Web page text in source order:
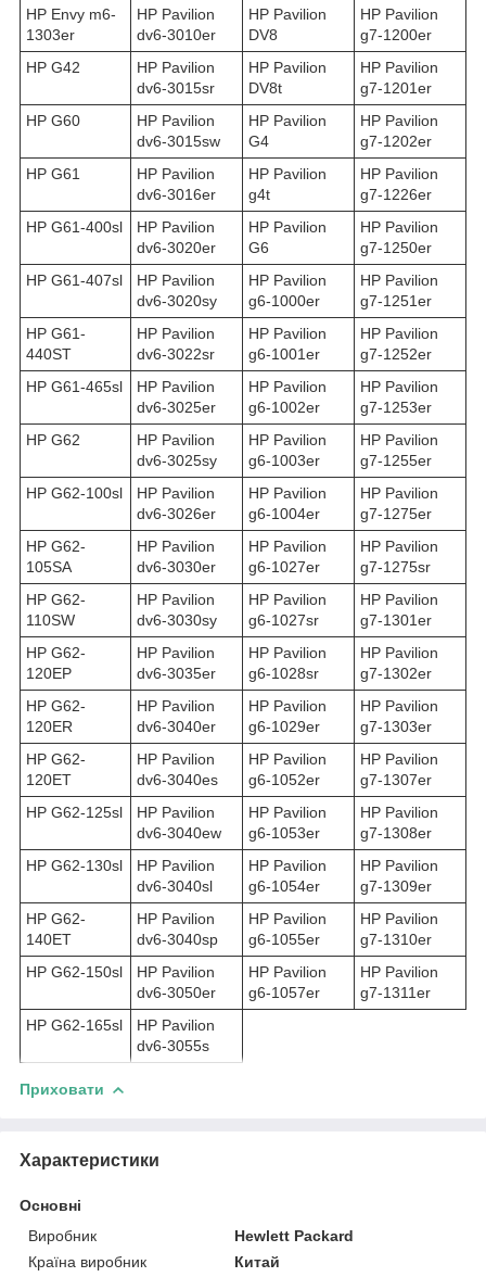
HP Envy m6-
1303er
HP Pavilion
dv6-3010er
HP Pavilion
DV8
HP Pavilion
g7-1200er
HP G42
HP Pavilion
dv6-3015sr
HP Pavilion
DV8t
HP Pavilion
g7-1201er
HP G60
HP Pavilion
dv6-3015sw
HP Pavilion
G4
HP Pavilion
g7-1202er
HP G61
HP Pavilion
dv6-3016er
HP Pavilion
g4t
HP Pavilion
g7-1226er
HP G61-400sl
HP Pavilion
dv6-3020er
HP Pavilion
G6
HP Pavilion
g7-1250er
HP G61-407sl
HP Pavilion
dv6-3020sy
HP Pavilion
g6-1000er
HP Pavilion
g7-1251er
HP G61-
440ST
HP Pavilion
dv6-3022sr
HP Pavilion
g6-1001er
HP Pavilion
g7-1252er
HP G61-465sl
HP Pavilion
dv6-3025er
HP Pavilion
g6-1002er
HP Pavilion
g7-1253er
HP G62
HP Pavilion
dv6-3025sy
HP Pavilion
g6-1003er
HP Pavilion
g7-1255er
HP G62-100sl
HP Pavilion
dv6-3026er
HP Pavilion
g6-1004er
HP Pavilion
g7-1275er
HP G62-
105SA
HP Pavilion
dv6-3030er
HP Pavilion
g6-1027er
HP Pavilion
g7-1275sr
HP G62-
110SW
HP Pavilion
dv6-3030sy
HP Pavilion
g6-1027sr
HP Pavilion
g7-1301er
HP G62-
120EP
HP Pavilion
dv6-3035er
HP Pavilion
g6-1028sr
HP Pavilion
g7-1302er
HP G62-
120ER
HP Pavilion
dv6-3040er
HP Pavilion
g6-1029er
HP Pavilion
g7-1303er
HP G62-
120ET
HP Pavilion
dv6-3040es
HP Pavilion
g6-1052er
HP Pavilion
g7-1307er
HP G62-125sl
HP Pavilion
dv6-3040ew
HP Pavilion
g6-1053er
HP Pavilion
g7-1308er
HP G62-130sl
HP Pavilion
dv6-3040sl
HP Pavilion
g6-1054er
HP Pavilion
g7-1309er
HP G62-
140ET
HP Pavilion
dv6-3040sp
HP Pavilion
g6-1055er
HP Pavilion
g7-1310er
HP G62-150sl
HP Pavilion
dv6-3050er
HP Pavilion
g6-1057er
HP Pavilion
g7-1311er
HP G62-165sl
HP Pavilion
dv6-3055s
Приховати
Характеристики
Основні
Виробник
Hewlett Packard
Країна виробник
Китай